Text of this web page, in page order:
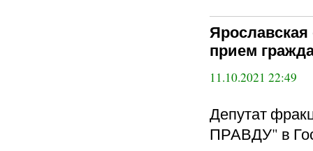
прием
11.10.2021 22:49
Депутат
ПРАВДУ" в